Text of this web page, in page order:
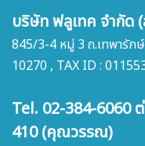
บริษัท ฟลูเทค จำกัด
845/3-4 หมู่ 3 ถ.เทพารัก
10270 , TAX ID :
Tel. 02-384-6060
410 (คุณวรรณ)